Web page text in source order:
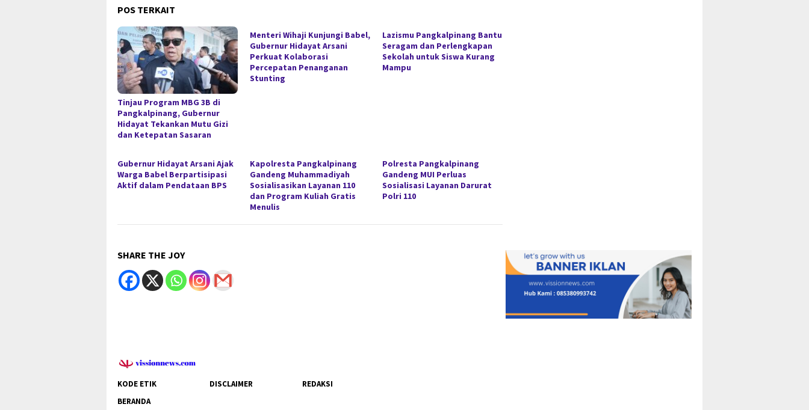
POS TERKAIT
Tinjau Program MBG 3B di
Pangkalpinang, Gubernur
Hidayat Tekankan Mutu Gizi
dan Ketepatan Sasaran
Menteri Wihaji Kunjungi Babel,
Gubernur Hidayat Arsani
Perkuat Kolaborasi
Percepatan Penanganan
Stunting
Lazismu Pangkalpinang Bantu
Seragam dan Perlengkapan
Sekolah untuk Siswa Kurang
Mampu
Gubernur Hidayat Arsani Ajak
Warga Babel Berpartisipasi
Aktif dalam Pendataan BPS
Kapolresta Pangkalpinang
Gandeng Muhammadiyah
Sosialisasikan Layanan 110
dan Program Kuliah Gratis
Menulis
Polresta Pangkalpinang
Gandeng MUI Perluas
Sosialisasi Layanan Darurat
Polri 110
SHARE THE JOY
KODE ETIK DISCLAIMER
REDAKSI
BERANDA